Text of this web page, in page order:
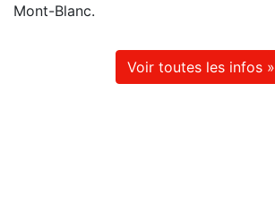
Mont-Blanc.
Voir toutes les infos »